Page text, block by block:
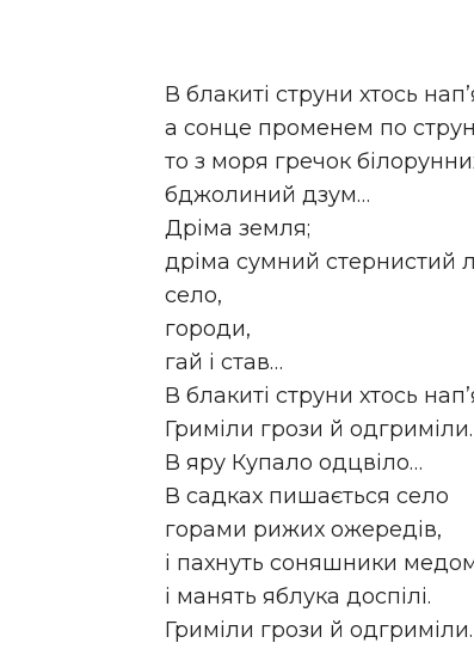
В блакиті струни хтось
а сонце променем по
то з моря гречок
бджолиний дзум…
Дріма земля;
дріма сумний стернистий
село,
городи,
гай і став…
В блакиті струни хтось
Гриміли грози й одгриміли.
В яру Купало одцвіло…
В садках пишається село
горами рижих ожередів,
і пахнуть соняшники
і манять яблука доспілі.
Гриміли грози й